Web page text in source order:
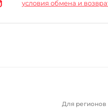
условия обмена и
Для регионов